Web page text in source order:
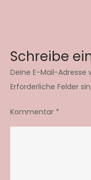
Schreibe
Deine E-Mail-
Erforderliche Felder
Kommentar *